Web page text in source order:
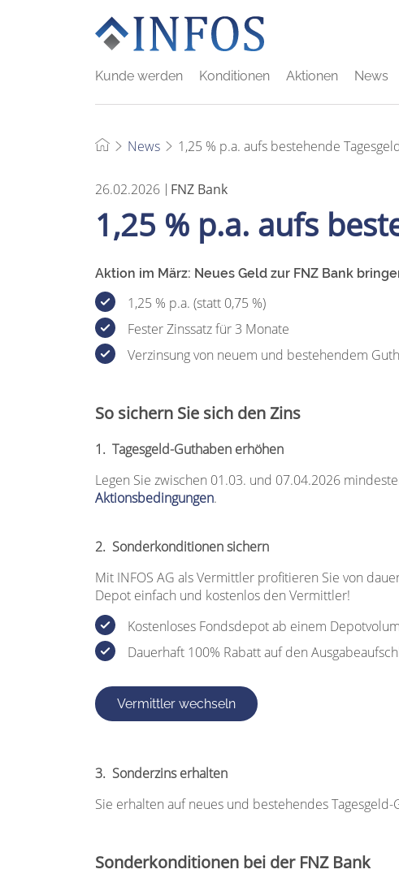
Kunde werden Konditionen Aktionen News
News 1,25 % p.a. aufs bestehende
26.02.2026 FNZ Bank
1,25 % p.a. aufs
Aktion im März: Neues Geld zur FNZ Bank
1,25 % p.a. (statt 0,75 %)
Fester Zinssatz für 3 Monate
Verzinsung von neuem und bestehendem
So sichern Sie sich den Zins
1. Tagesgeld-Guthaben erhöhen
Legen Sie zwischen 01.03. und 07.04.2026
Aktionsbedingungen.
2. Sonderkonditionen sichern
Mit INFOS AG als Vermittler profitieren Sie von
Depot einfach und kostenlos den Vermittler!
Kostenloses Fondsdepotab einem
Dauerhaft 100% Rabatt auf den
Vermittler wechseln
3. Sonderzins erhalten
Sie erhalten auf neues und bestehendes
Sonderkonditionen bei der FNZ Bank